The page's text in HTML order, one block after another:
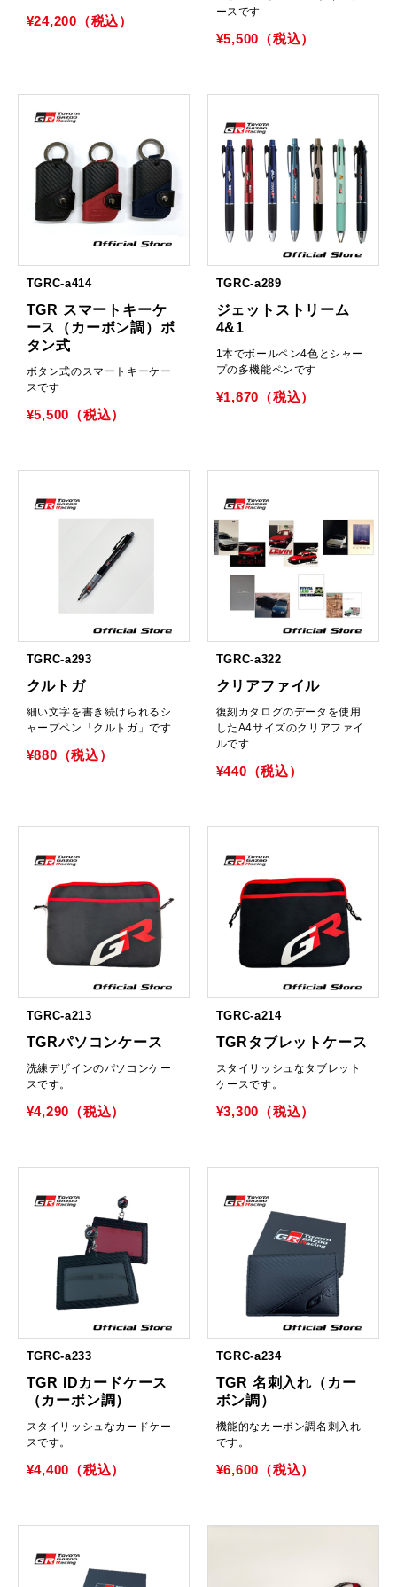
¥24,200（税込）
ースです
¥5,500（税込）
TGRC-a414
TGR スマートキーケ
ース（カーボン調）ボ
タン式
ボタン式のスマートキーケー
スです
¥5,500（税込）
TGRC-a289
ジェットストリーム
4&1
1本でボールペン4色とシャー
プの多機能ペンです
¥1,870（税込）
TGRC-a293
クルトガ
細い文字を書き続けられるシ
ャープペン「クルトガ」です
¥880（税込）
TGRC-a322
クリアファイル
復刻カタログのデータを使用
したA4サイズのクリアファイ
ルです
¥440（税込）
TGRC-a213
TGRパソコンケース
洗練デザインのパソコンケー
スです。
¥4,290（税込）
TGRC-a214
TGRタブレットケース
スタイリッシュなタブレット
ケースです。
¥3,300（税込）
TGRC-a233
TGR IDカードケース
（カーボン調）
スタイリッシュなカードケー
スです。
¥4,400（税込）
TGRC-a234
TGR 名刺入れ（カー
ボン調）
機能的なカーボン調名刺入れ
です。
¥6,600（税込）